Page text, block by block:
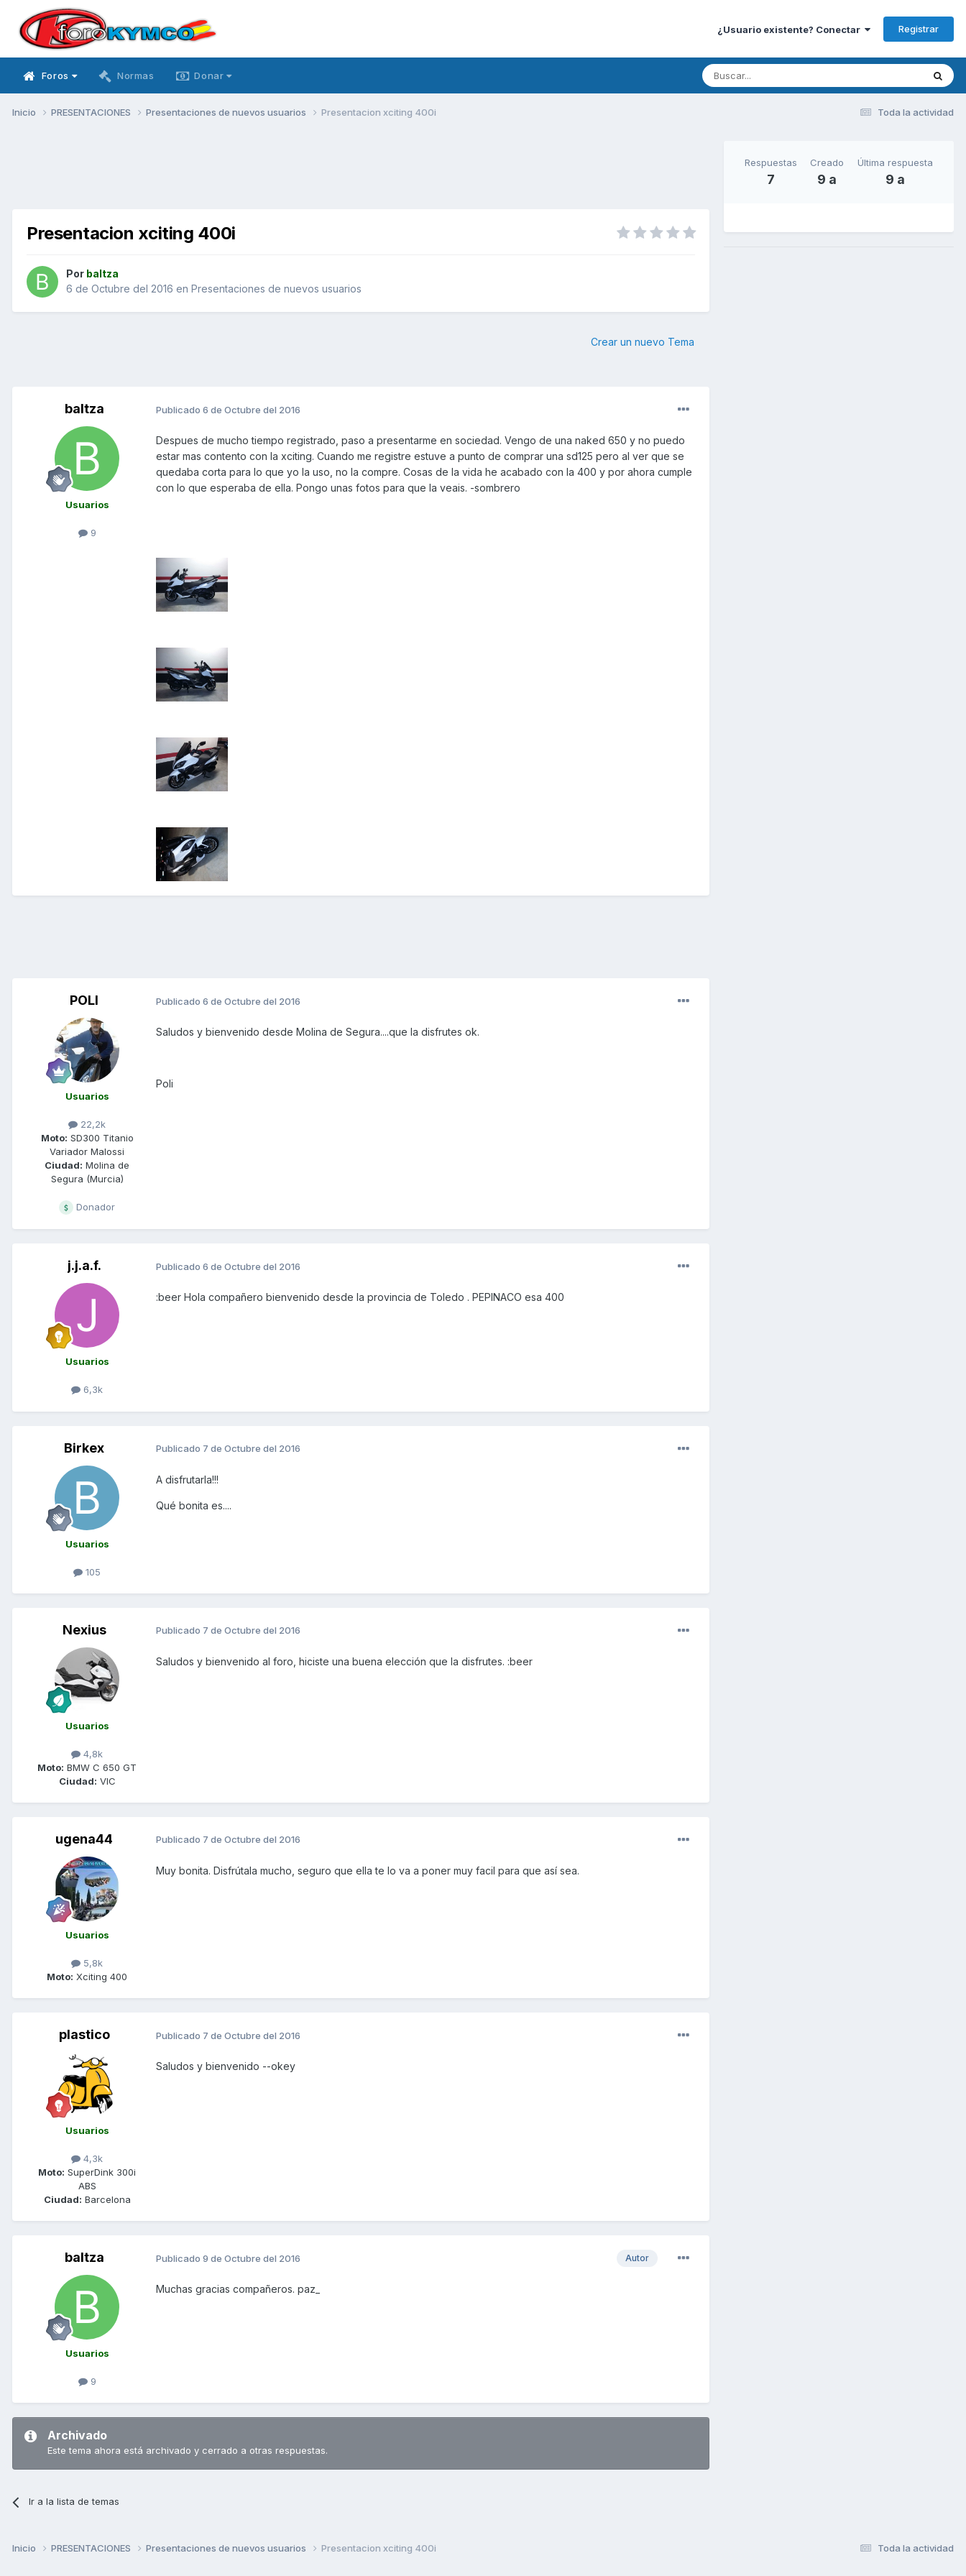
¿Usuario existente? Conectar Registrar
Foros Normas Donar
Toda la actividad
Inicio PRESENTACIONES Presentaciones de nuevos usuarios Presentacion xciting 400i
Presentacion xciting 400i
Por baltza
6 de Octubre del 2016 en Presentaciones de nuevos usuarios
Crear un nuevo Tema
baltza
Usuarios
9
Publicado 6 de Octubre del 2016
Despues de mucho tiempo registrado, paso a presentarme en sociedad. Vengo de una naked 650 y no puedo
estar mas contento con la xciting. Cuando me registre estuve a punto de comprar una sd125 pero al ver que se
quedaba corta para lo que yo la uso, no la compre. Cosas de la vida he acabado con la 400 y por ahora cumple
con lo que esperaba de ella. Pongo unas fotos para que la veais. -sombrero
POLI
Usuarios
22,2k
Moto: SD300 Titanio
Variador Malossi
Ciudad: Molina de
Segura (Murcia)
Donador
Publicado 6 de Octubre del 2016
Saludos y bienvenido desde Molina de Segura....que la disfrutes ok.
Poli
j.j.a.f.
Usuarios
6,3k
Publicado 6 de Octubre del 2016
:beer Hola compañero bienvenido desde la provincia de Toledo . PEPINACO esa 400
Birkex
Usuarios
105
Publicado 7 de Octubre del 2016
A disfrutarla!!!
Qué bonita es....
Nexius
Usuarios
4,8k
Moto: BMW C 650 GT
Ciudad: VIC
Publicado 7 de Octubre del 2016
Saludos y bienvenido al foro, hiciste una buena elección que la disfrutes. :beer
ugena44
Usuarios
5,8k
Moto: Xciting 400
Publicado 7 de Octubre del 2016
Muy bonita. Disfrútala mucho, seguro que ella te lo va a poner muy facil para que así sea.
plastico
Usuarios
4,3k
Moto: SuperDink 300i
ABS
Ciudad: Barcelona
Publicado 7 de Octubre del 2016
Saludos y bienvenido --okey
baltza
Usuarios
9
Autor
Publicado 9 de Octubre del 2016
Muchas gracias compañeros. paz_
Archivado
Este tema ahora está archivado y cerrado a otras respuestas.
Ir a la lista de temas
Respuestas
7
Creado
9 a
Última respuesta
9 a
Toda la actividad
Inicio PRESENTACIONES Presentaciones de nuevos usuarios Presentacion xciting 400i